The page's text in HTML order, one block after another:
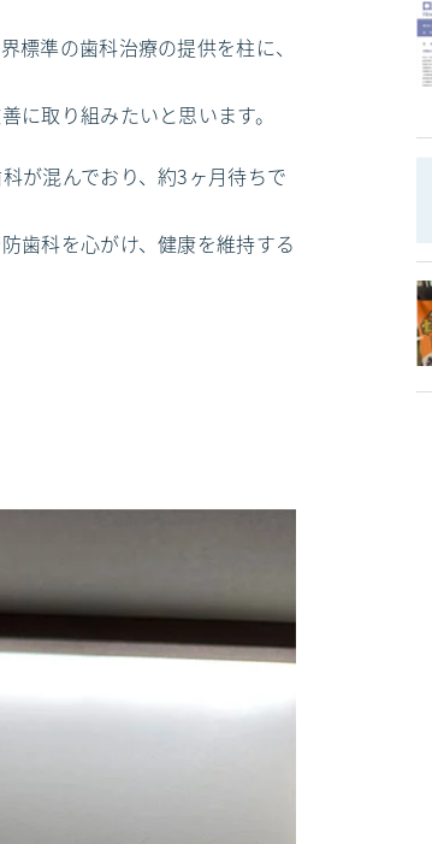
標準の歯科治療の提供を柱に、
に取り組みたいと思います。
が混んでおり、約3ヶ月待ちで
歯科を心がけ、健康を維持する